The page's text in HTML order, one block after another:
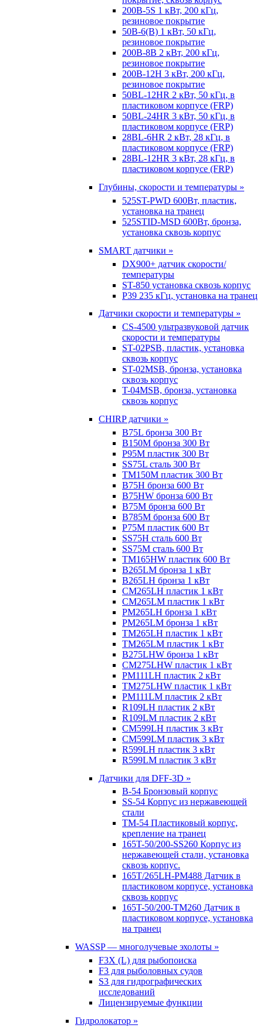
200B-5S 1 кВт, 200 кГц,
резиновое покрытие
50B-6(B) 1 кВт, 50 кГц,
резиновое покрытие
200B-8B 2 кВт, 200 кГц,
резиновое покрытие
200B-12H 3 кВт, 200 кГц,
резиновое покрытие
50BL-12HR 2 кВт, 50 кГц, в
пластиковом корпусе (FRP)
50BL-24HR 3 кВт, 50 кГц, в
пластиковом корпусе (FRP)
28BL-6HR 2 кВт, 28 кГц, в
пластиковом корпусе (FRP)
28BL-12HR 3 кВт, 28 кГц, в
пластиковом корпусе (FRP)
Глубины, скорости и температуры »
525ST-PWD 600Вт, пластик,
установка на транец
525STID-MSD 600Вт, бронза,
установка сквозь корпус
SMART датчики »
DX900+ датчик скорости/
температуры
ST-850 установка сквозь корпус
P39 235 кГц, установка на транец
Датчики скорости и температуры »
CS-4500 ультразвуковой датчик
скорости и температуры
ST-02PSB, пластик, установка
сквозь корпус
ST-02MSB, бронза, установка
сквозь корпус
T-04MSB, бронза, установка
сквозь корпус
CHIRP датчики »
B75L бронза 300 Вт
B150M бронза 300 Вт
P95M пластик 300 Вт
SS75L сталь 300 Вт
TM150M пластик 300 Вт
B75H бронза 600 Вт
B75HW бронза 600 Вт
B75M бронза 600 Вт
B785M бронза 600 Вт
P75M пластик 600 Вт
SS75H сталь 600 Вт
SS75M сталь 600 Вт
TM165HW пластик 600 Вт
B265LM бронза 1 кВт
B265LH бронза 1 кВт
CM265LH пластик 1 кВт
CM265LM пластик 1 кВт
PM265LH бронза 1 кВт
PM265LM бронза 1 кВт
TM265LH пластик 1 кВт
TM265LM пластик 1 кВт
B275LHW бронза 1 кВт
CM275LHW пластик 1 кВт
PM111LH пластик 2 кВт
TM275LHW пластик 1 кВт
PM111LM пластик 2 кВт
R109LH пластик 2 кВт
R109LM пластик 2 кВт
CM599LH пластик 3 кВт
CM599LM пластик 3 кВт
R599LH пластик 3 кВт
R599LM пластик 3 кВт
Датчики для DFF-3D »
B-54 Бронзовый корпус
SS-54 Корпус из нержавеющей
стали
TM-54 Пластиковый корпус,
крепление на транец
165T-50/200-SS260 Корпус из
нержавеющей стали, установка
сквозь корпус.
165T/265LH-PM488 Датчик в
пластиковом корпусе, установка
сквозь корпус
165T-50/200-TM260 Датчик в
пластиковом корпусе, установка
на транец
WASSP — многолучевые эхолоты »
F3X (L) для рыбопоиска
F3 для рыболовных судов
S3 для гидрографических
исследований
Лицензируемые функции
Гидролокатор »